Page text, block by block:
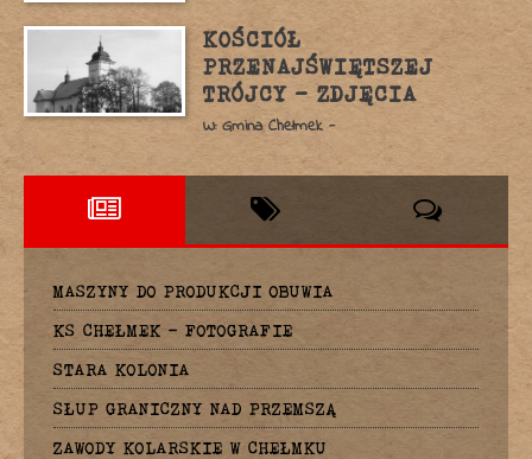
KOŚCIÓŁ
PRZENAJŚWIĘTSZEJ
TRÓJCY – ZDJĘCIA
W: Gmina Chełmek -
MASZYNY DO PRODUKCJI OBUWIA
KS CHEŁMEK – FOTOGRAFIE
STARA KOLONIA
SŁUP GRANICZNY NAD PRZEMSZĄ
ZAWODY KOLARSKIE W CHEŁMKU